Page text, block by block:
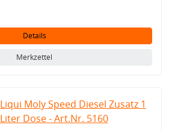
Details
Merkzettel
Liqui Moly Speed Diesel Zusatz 1
Liter Dose - Art.Nr. 5160